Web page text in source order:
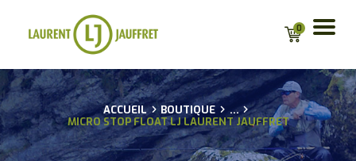
0
ACCUEIL BOUTIQUE
...
MICRO STOP FLOAT LJ LAURENT JAUFFRET
ACCUEIL
BIO
CONSEILS